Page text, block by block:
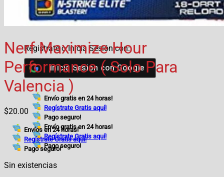
No hay productos en el carrito.
Volver a la tienda
Registrate o Inicia Sesión con:
Inicia Sesión conGoogle
Envío gratis en 24 horas!
Regístrate Gratis aquí!
Pago seguro!
Envío gratis en 24 horas!
Regístrate Gratis aquí!
Pago seguro!
Nerf Maximize Hour
Performance ( Solo Para
Valencia )
$20.00
Envíos en 24 horas!
Regístrate Gratis aquí!
Pago seguro!
Sin existencias